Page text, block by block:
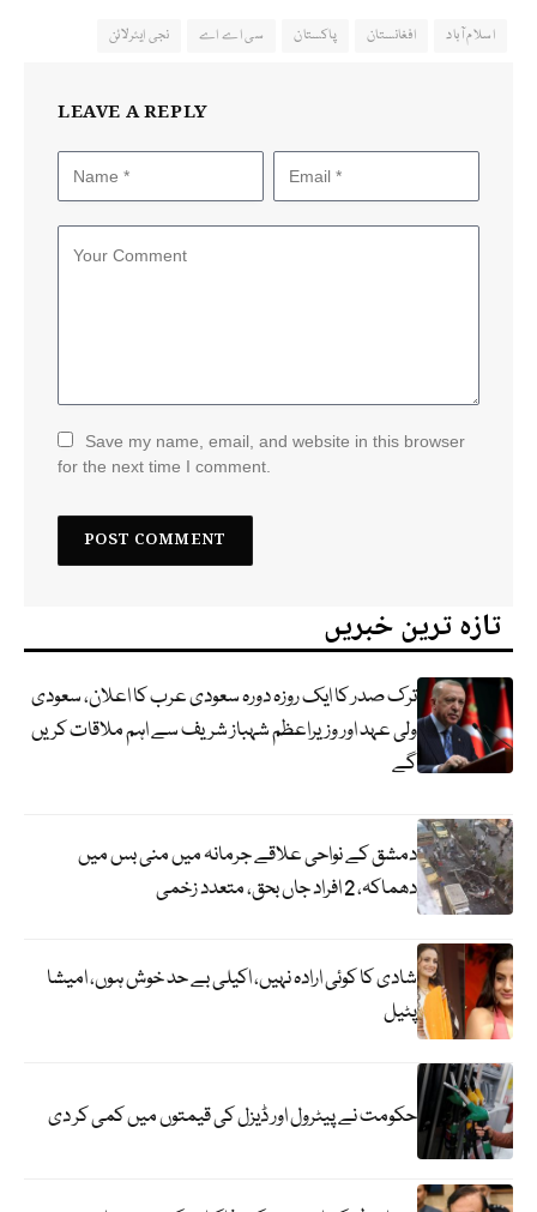
اسلام آباد افغانستان پاکستان سی اے اے نجی ایئرلائن
LEAVE A REPLY
Save my name, email, and website in this browser
for the next time I comment.
تازہ ترین خبریں
ترک صدر کا ایک روزہ دورہ سعودی عرب کا اعلان، سعودی
ولی عہد اور وزیراعظم شہباز شریف سے اہم ملاقات کریں
گے
دمشق کے نواحی علاقے جرمانہ میں منی بس میں
دھماکہ، 2 افراد جاں بحق، متعدد زخمی
شادی کا کوئی ارادہ نہیں، اکیلی بے حد خوش ہوں، امیشا
پٹیل
حکومت نے پیٹرول اور ڈیزل کی قیمتوں میں کمی کر دی